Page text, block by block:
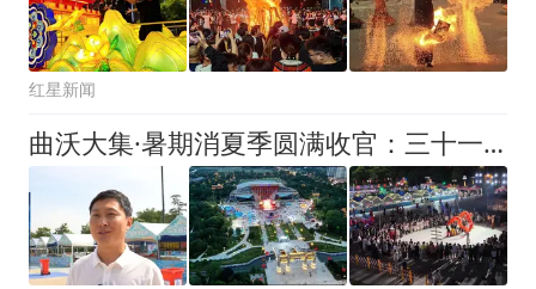
红星新闻
曲沃大集·暑期消夏季圆满收官：三十一夜烟火气 点亮晋都夏夜经济